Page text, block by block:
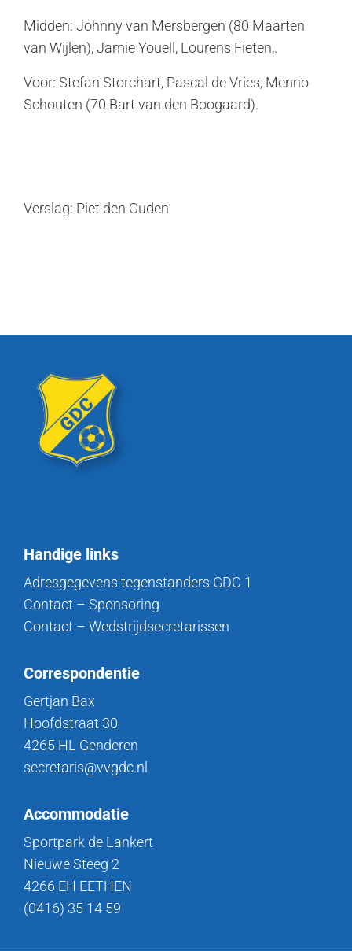
Midden: Johnny van Mersbergen (80 Maarten
van Wijlen), Jamie Youell, Lourens Fieten,.
Voor: Stefan Storchart, Pascal de Vries, Menno
Schouten (70 Bart van den Boogaard).
Verslag: Piet den Ouden
Handige links
Adresgegevens tegenstanders GDC 1
Contact – Sponsoring
Contact – Wedstrijdsecretarissen
Correspondentie
Gertjan Bax
Hoofdstraat 30
4265 HL Genderen
secretaris@vvgdc.nl
Accommodatie
Sportpark de Lankert
Nieuwe Steeg 2
4266 EH EETHEN
(0416) 35 14 59